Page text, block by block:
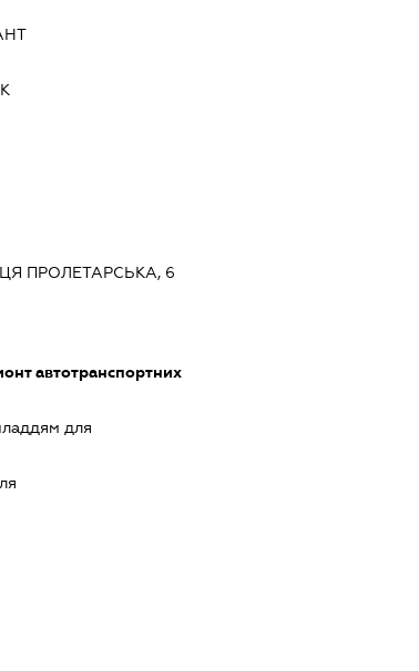
ПРОЛЕТАРСЬКА, 6
автотранспортних
для